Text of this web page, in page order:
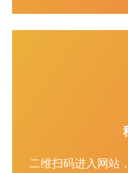
二维扫码进入网站